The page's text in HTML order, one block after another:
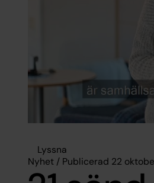
Lyssna
Nyhet / Publicerad 22